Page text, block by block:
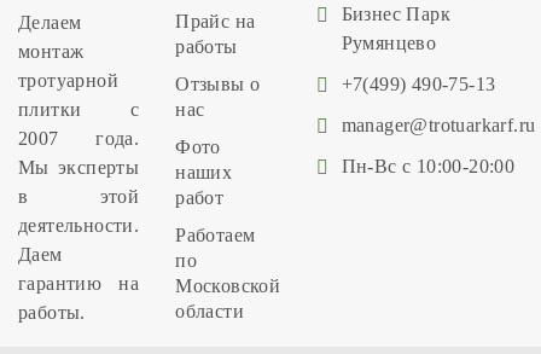
Делаем
монтаж
тротуарной
плитки с
2007 года.
Мы эксперты
в этой
деятельности.
Даем
гарантию на
работы.
Прайс на
работы
Отзывы о
нас
Фото
наших
работ
Работаем
по
Московской
области
Бизнес Парк
Румянцево
+7(499) 490-75-13
manager@trotuarkarf.ru
Пн-Вс с 10:00-20:00